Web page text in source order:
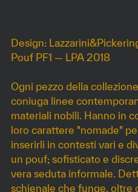
Design:
Pouf PF1 — LPA 2018
Ogni pezzo della
coniuga linee
materiali nobili. Hanno in
loro carattere "nomade"
inserirli in contesti vari e
un pouf; sofisticato e
vera seduta informale.
schienale che funge, oltre